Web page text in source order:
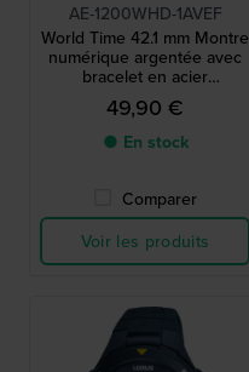
AE-1200WHD-1AVEF
World Time 42.1 mm Montre
numérique argentée avec
bracelet en acier
inoxydable
49,90 €
● En stock
Comparer
Voir les produits